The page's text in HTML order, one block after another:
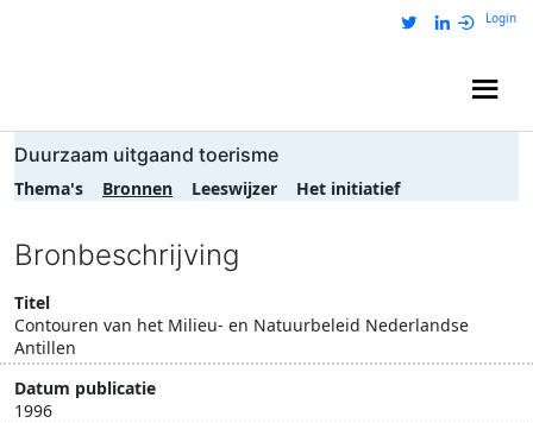
Login
Duurzaam uitgaand toerisme
Thema's Bronnen Leeswijzer Het initiatief
Bronbeschrijving
Titel
Contouren van het Milieu- en Natuurbeleid Nederlandse
Antillen
Datum publicatie
1996